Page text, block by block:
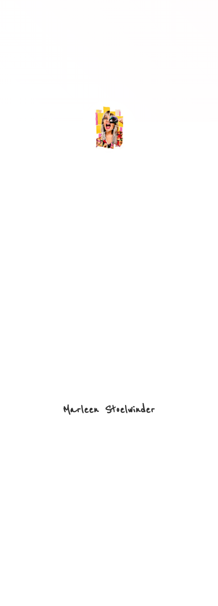
Marleen Stoelwinder